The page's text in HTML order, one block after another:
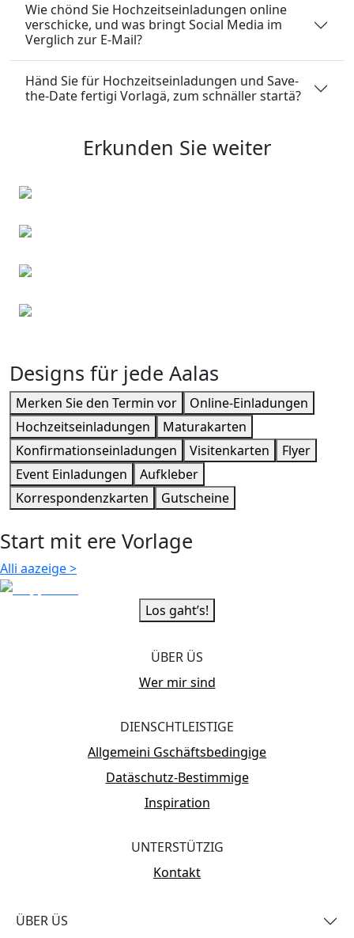
Wie chönd Sie Hochzeitseinladungen online
verschicke, und was bringt Social Media im
Verglich zur E-Mail?
Händ Sie für Hochzeitseinladungen und Save-
the-Date fertigi Vorlagä, zum schnäller startä?
Erkunden Sie weiter
Designs für jede Aalas
Merken Sie den Termin vor
Online-Einladungen
Hochzeitseinladungen
Maturakarten
Konfirmationseinladungen
Visitenkarten
Flyer
Event Einladungen
Aufkleber
Korrespondenzkarten
Gutscheine
Start mit ere Vorlage
Alli aazeige>
Los gaht’s!
ÜBER ÜS
Wer mir sind
DIENSCHTLEISTIGE
Allgemeini Gschäftsbedingige
Datäschutz-Bestimmige
Inspiration
UNTERSTÜTZIG
Kontakt
ÜBER ÜS